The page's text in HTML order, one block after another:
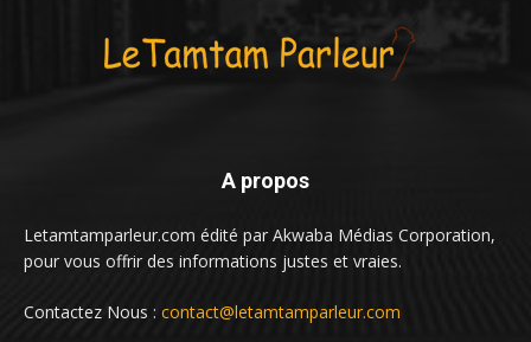
A propos
Letamtamparleur.com édité par Akwaba Médias Corporation,
pour vous offrir des informations justes et vraies.
Contactez Nous : contact@letamtamparleur.com